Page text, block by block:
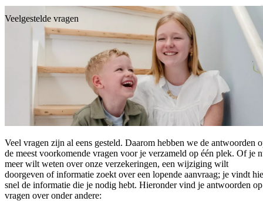
Direct naar de inhoud
Veelgestelde vragen
Veel vragen zijn al eens gesteld. Daarom hebben we de antwoorden
de meest voorkomende vragen voor je verzameld op één plek. Of je
meer wilt weten over onze verzekeringen, een wijziging wilt
doorgeven of informatie zoekt over een lopende aanvraag; je vindt
snel de informatie die je nodig hebt. Hieronder vind je antwoorden op
vragen over onder andere: